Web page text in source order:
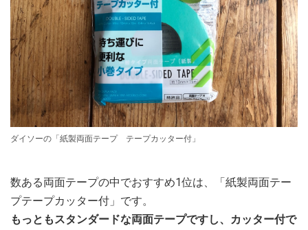
ダイソーの「紙製両面テープ テープカッター付」
数ある両面テープの中でおすすめ1位は、「紙製両面テー
プテープカッター付」です。
もっともスタンダードな両面テープですし、カッター付で